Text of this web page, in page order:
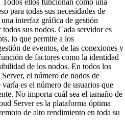
ellos funcionan como una
para todas sus necesidades de
interfaz gráfica de gestión
sus nodos. Cada servidor es
lo que permite a los
de eventos, de las conexiones y
de factores como la identidad
de los nodos. En todos los
el número de nodos de
es el número de usuarios que
No importa cuál sea el tamaño de
Server es la plataforma óptima
de alto rendimiento en toda su